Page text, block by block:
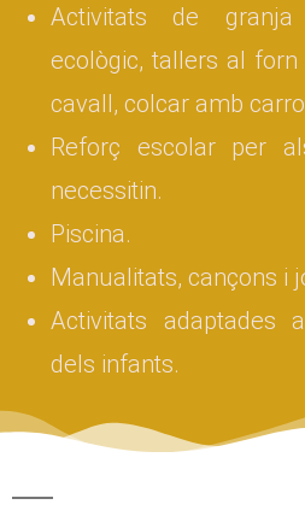
Activitats de
ecològic, tallers al
cavall, colcar amb
Reforç escolar per
necessitin.
Piscina.
Manualitats, cançons i
Activitats adaptades
dels infants.